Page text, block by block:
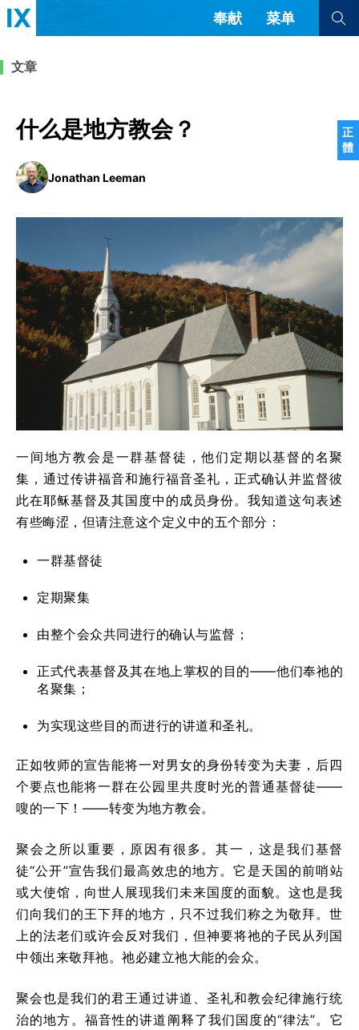
正
體
奉献 菜单
教会带领 解经式讲道与神学
福音传讲与宣教 成员制与教会纪律
团契生活与祷告
查看全部
查看全部
英语
西班牙语
葡萄牙语
俄语
乌兹别克语
达里语
法语
罗马尼亚语
波兰语
越南语
意大利语
德语
韩语
土耳其语
阿拉伯语
阿尔巴尼亚语
塞尔维亚语 柬埔寨语
文章
什么是地方教会？
Jonathan Leeman
一间地方教会是一群基督徒，他们定期以基督的名聚
集，通过传讲福音和施行福音圣礼，正式确认并监督彼
此在耶稣基督及其国度中的成员身份。我知道这句表述
有些晦涩，但请注意这个定义中的五个部分：
一群基督徒
定期聚集
由整个会众共同进行的确认与监督；
正式代表基督及其在地上掌权的目的——他们奉祂的
名聚集；
为实现这些目的而进行的讲道和圣礼。
正如牧师的宣告能将一对男女的身份转变为夫妻，后四
个要点也能将一群在公园里共度时光的普通基督徒——
嗖的一下！——转变为地方教会。
聚会之所以重要，原因有很多。其一，这是我们基督
徒“公开”宣告我们最高效忠的地方。它是天国的前哨站
或大使馆，向世人展现我们未来国度的面貌。这也是我
们向我们的王下拜的地方，只不过我们称之为敬拜。世
上的法老们或许会反对我们，但神要将祂的子民从列国
中领出来敬拜祂。祂必建立祂大能的会众。
聚会也是我们的君王通过讲道、圣礼和教会纪律施行统
治的地方。福音性的讲道阐释了我们国度的“律法”。它